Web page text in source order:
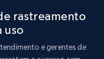
products by
rastreamento
uso
e gerentes de